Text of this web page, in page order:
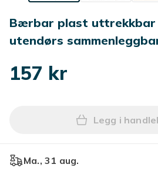
Bærbar plast uttrekkbar
utendørs
157 kr
Legg
Legg i
Ma., 31 aug.